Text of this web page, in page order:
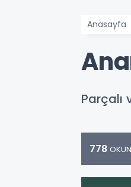
Anasayfa
778